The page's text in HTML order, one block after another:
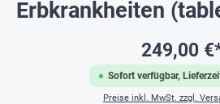
Erbkrankheiten
Sofort verfügbar,
249,00
Preise inkl. MwSt. zzgl.